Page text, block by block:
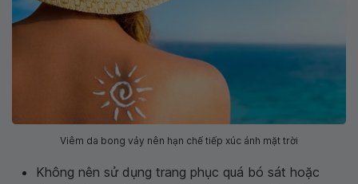
Viêm da bong vảy nên hạn chế tiếp xúc ánh mặt trời
Không nên sử dụng trang phục quá bó sát hoặc